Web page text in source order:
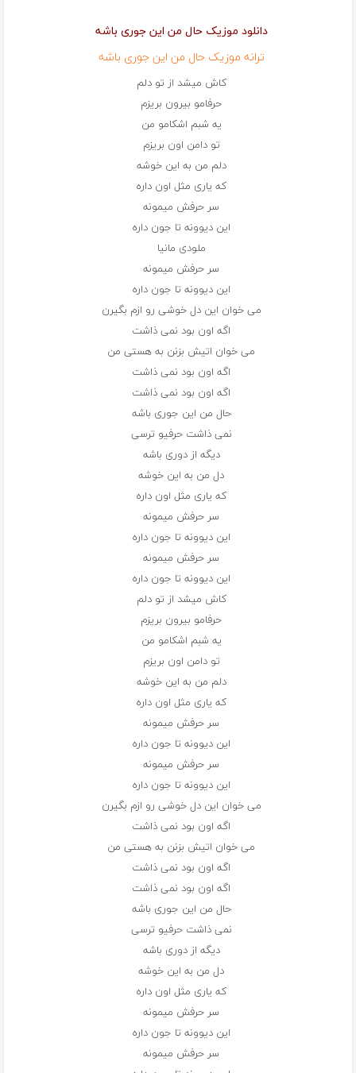
دانلود موزیک حال من این جوری باشه
ترانه موزیک حال من این جوری باشه
کاش میشد از تو دلم
حرفامو بیرون بریزم
یه شبم اشکامو من
تو دامن اون بریزم
دلم من به این خوشه
که یاری مثل اون داره
سر حرفش میمونه
این دیوونه تا جون داره
ملودی مانیا
سر حرفش میمونه
این دیوونه تا جون داره
می خوان این دل خوشی رو ازم بگیرن
اگه اون بود نمی ذاشت
می خوان اتیش بزنن به هستی من
اگه اون بود نمی ذاشت
اگه اون بود نمی ذاشت
حال من این جوری باشه
نمی ذاشت حرفیو ترسی
دیگه از دوری باشه
دل من به این خوشه
که یاری مثل اون داره
سر حرفش میمونه
این دیوونه تا جون داره
سر حرفش میمونه
این دیوونه تا جون داره
کاش میشد از تو دلم
حرفامو بیرون بریزم
یه شبم اشکامو من
تو دامن اون بریزم
دلم من به این خوشه
که یاری مثل اون داره
سر حرفش میمونه
این دیوونه تا جون داره
سر حرفش میمونه
این دیوونه تا جون داره
می خوان این دل خوشی رو ازم بگیرن
اگه اون بود نمی ذاشت
می خوان اتیش بزنن به هستی من
اگه اون بود نمی ذاشت
اگه اون بود نمی ذاشت
حال من این جوری باشه
نمی ذاشت حرفیو ترسی
دیگه از دوری باشه
دل من به این خوشه
که یاری مثل اون داره
سر حرفش میمونه
این دیوونه تا جون داره
سر حرفش میمونه